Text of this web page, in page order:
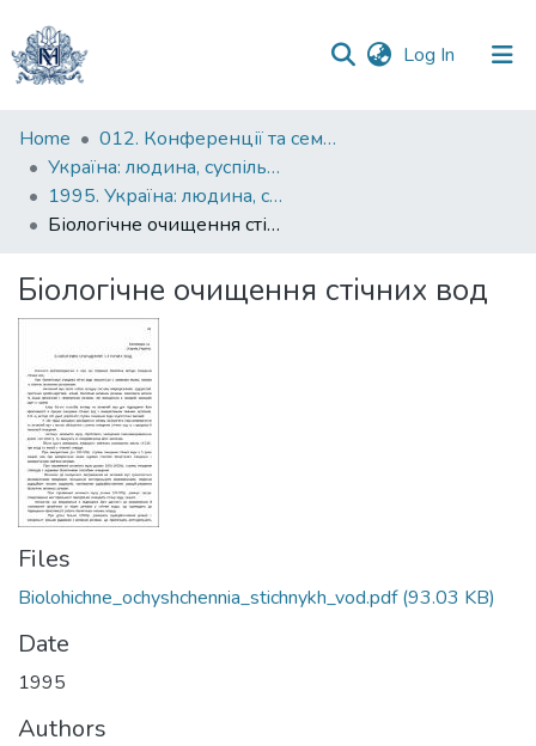
Log In (current)
Communities
&
Collections
Statistics
Home
012. Конференції та семінари НаУКМА
Україна: людина, суспільство, природа : щорічна наукова конференція
1995. Україна: людина, суспільство, природа : міжнародна студентська наукова конференція : тези доповідей
Біологічне очищення стічних вод
Біологічне очищення стічних вод
Files
Biolohichne_ochyshchennia_stichnykh_vod.pdf(93.03 KB)
Date
1995
Authors